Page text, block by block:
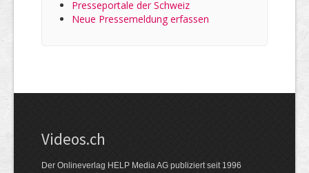
Presseportale der Schweiz
Neue Pressemeldung erfassen
Videos.ch
Der Onlineverlag HELP Media AG publiziert seit 1996